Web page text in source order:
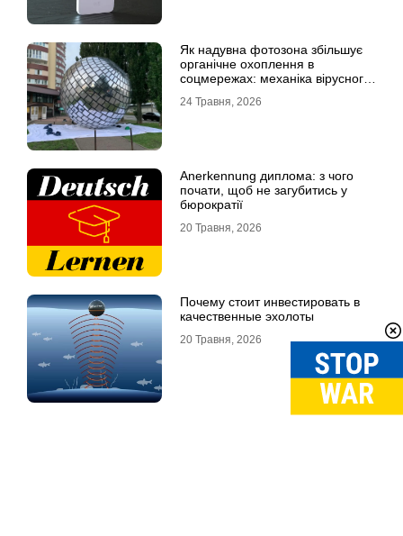
Як надувна фотозона збільшує
органічне охоплення в
соцмережах: механіка вірусного
24 Травня, 2026
Anerkennung диплома: з чого
почати, щоб не загубитись у
бюрократії
20 Травня, 2026
Почему стоит инвестировать в
качественные эхолоты
20 Травня, 2026